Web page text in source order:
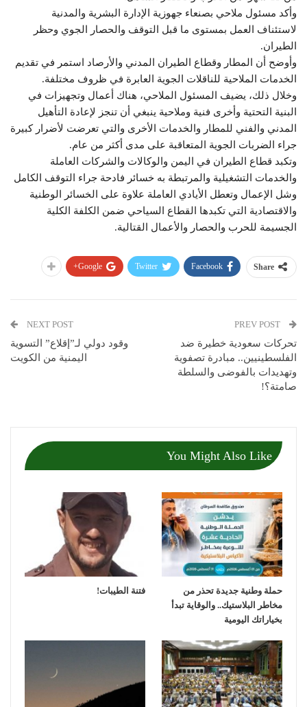
وأكد مسئول ملاحي بصنعاء جهوزية الإدارة البشرية والمدنية
لاستئناف العمل بمستوى ما قبل التوقف والحصار الجوي وحظر
الطيران.
وأوضح أن المطار وقطاع الطيران المدني والأرصاد استمر في تقديم
الخدمات الملاحية للناقلات الجوية العابرة في ظروف مختلفة.
وخلال ذلك، يضيف المسئول الملاحي، هناك أعمال وتجهيزات في
البنية التحتية وأخرى فنية وملاحية ينبغي أن تنجز لإعادة التأهيل
المدني والفني للمطار والخدمات الأخرى والتي تعرضت لأضرار كبيرة
جراء الضربات الجوية المتعاقبة على مدى أكثر من عام.
وتكبد قطاع الطيران في اليمن والوكالات والشركات العاملة
والخدمات التشغيلية والمرتبطة به خسائر فادحة جراء التوقف الكامل
وشل الإعمال وتعطل الأيادي العاملة علاوة على الخسائر الوطنية
والاقتصادية التي تكبدها القطاع السياحي ضمن الكلفة الكلية
الجسيمة للحرب والحصار والأعمال القتالية.
Share
Facebook
Twitter
Google+
تحركات سعودية خطيرة ضد
الفلسطينيين.. مبادرة تصفوية
وتهديدات بالفوضى والسلطة
صامتة؟!
NEXT POST
وقود دولي لـ”إقلاع” التسوية
اليمنية من الكويت
You Might Also Like
حملة وطنية جديدة تحذر من
مخاطر البلاستيك.. والوقاية تبدأ
بخياراتك اليومية
فتنة الطيبات!